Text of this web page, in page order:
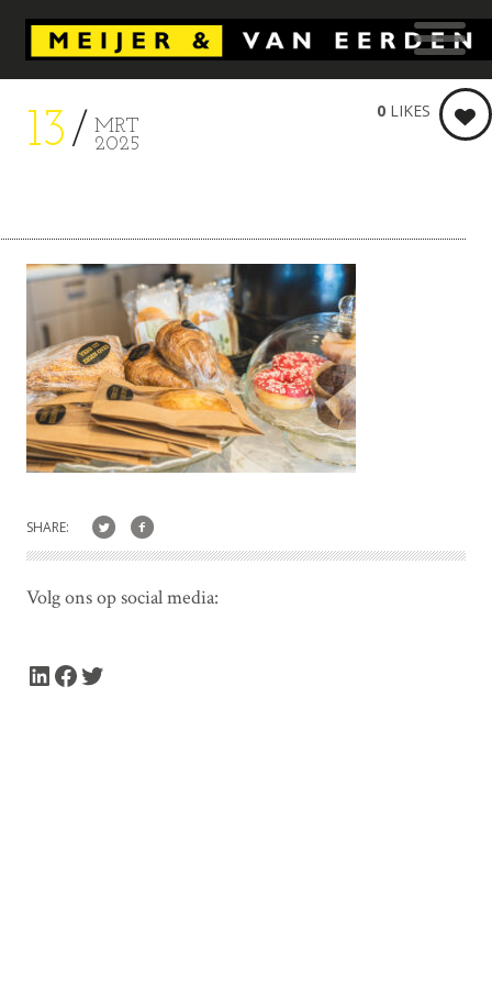
13
MRT
2025
0 LIKES
SHARE:
Volg ons op social media:
LinkedIn Facebook